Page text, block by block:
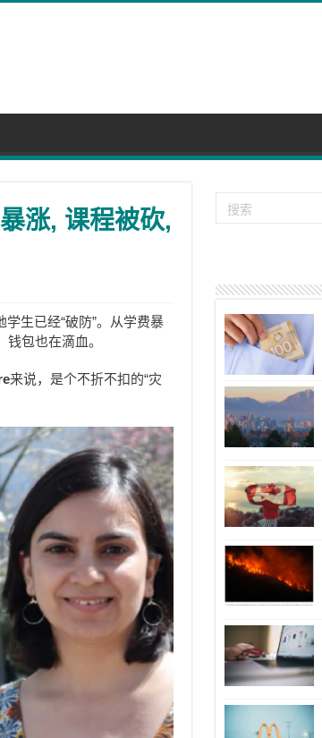
涨, 课程被砍,
生已经“破防”。从学费暴
包也在滴血。
来说，是个不折不扣的“灾